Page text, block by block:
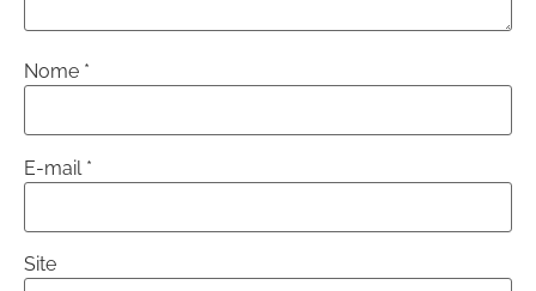
Nome *
E-mail *
Site